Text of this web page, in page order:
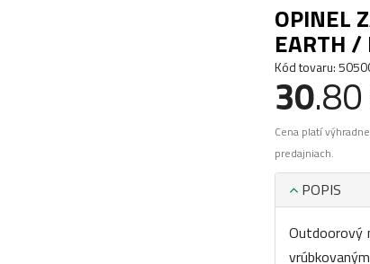
OPINEL
EARTH
Kód tovaru:
30
Cena platí
predajniach.
POPIS
Outdoorový